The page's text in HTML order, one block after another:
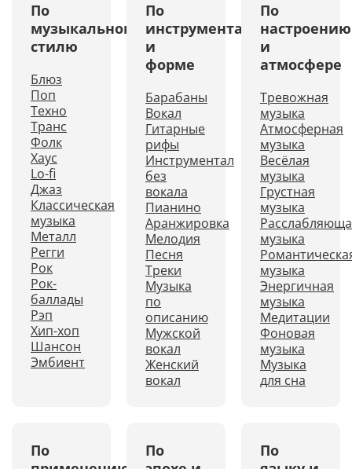
По
музыкальному
стилю
Блюз
Поп
Техно
Транс
Фолк
Хаус
Lo-fi
Джаз
Классическая
музыка
Металл
Регги
Рок
Рок-
баллады
Рэп
Хип-хоп
Шансон
Эмбиент
По
инструментам
и
форме
Барабаны
Вокал
Гитарные
рифы
Инструментал
без
вокала
Пианино
Аранжировка
Мелодия
Песня
Треки
Музыка
по
описанию
Мужской
вокал
Женский
вокал
По
настроению
и
атмосфере
Тревожная
музыка
Атмосферная
музыка
Весёлая
музыка
Грустная
музыка
музыка
музыка
Энергичная
музыка
Медитации
Фоновая
музыка
Музыка
для сна
По
По
По